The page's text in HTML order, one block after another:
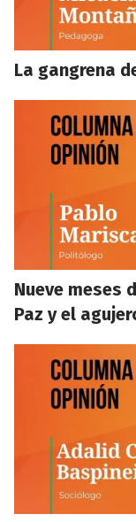
La gangrena
Nueve meses
Paz y el